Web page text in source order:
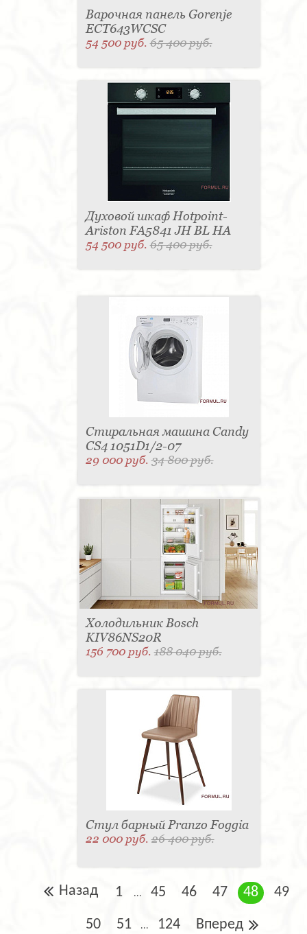
Варочная панель Gorenje
ECT643WCSC
54 500 руб.65 400 руб.
Духовой шкаф Hotpoint-
Ariston FA5841 JH BL HA
54 500 руб.65 400 руб.
Стиральная машина Candy
CS4 1051D1/2-07
29 000 руб.34 800 руб.
Холодильник Bosch
KIV86NS20R
156 700 руб.188 040 руб.
Стул барный Pranzo Foggia
22 000 руб.26 400 руб.
Назад 1 ... 45 46 47 48 49
50 51 ... 124 Вперед